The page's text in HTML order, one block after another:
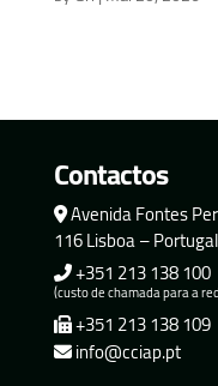
Contactos
Avenida Fontes
116 Lisboa – Portugal
+351 213 138 100
(custo de chamada para a
+351 213 138 109
info@cciap.pt